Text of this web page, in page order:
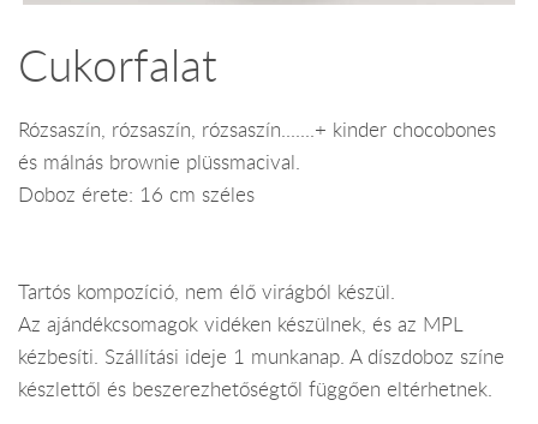
Cukorfalat
Rózsaszín, rózsaszín, rózsaszín.......+ kinder chocobones
és málnás brownie plüssmacival.
Doboz érete: 16 cm széles
Tartós kompozíció, nem élő virágból készül.
Az ajándékcsomagok vidéken készülnek, és az MPL
kézbesíti. Szállítási ideje 1 munkanap. A díszdoboz színe
készlettől és beszerezhetőségtől függően eltérhetnek.